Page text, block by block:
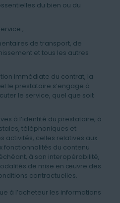
du bien ou du
;
de transport, de
et tous les autres
immédiate du contrat, la
le prestataire s’engage à
le service, quel que soit
à l’identité du prestataire, à
téléphoniques et
activités, celles relatives aux
fonctionnalités du contenu
à son interopérabilité,
de mise en œuvre des
contractuelles.
à l’acheteur les informations